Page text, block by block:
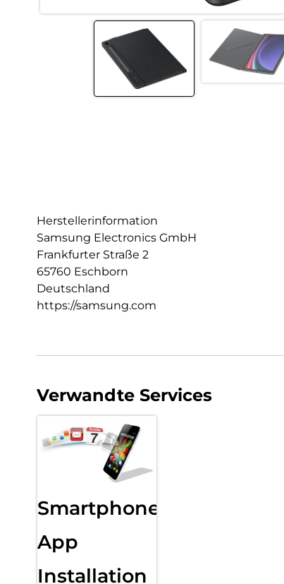
Herstellerinformation
Samsung Electronics GmbH
Frankfurter Straße 2
65760 Eschborn
Deutschland
https://samsung.com
Verwandte Services
Smartphone
App
Installation